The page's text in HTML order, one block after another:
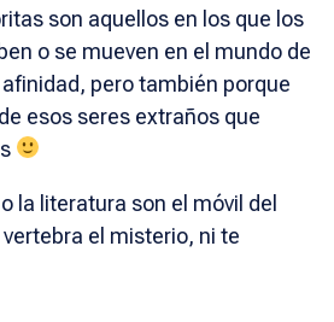
son aquellos en los que los
o se mueven en el mundo de
pero también porque
esos seres extraños que
la literatura son el móvil del
el misterio, ni te